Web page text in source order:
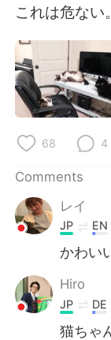
Français
日本語
Русский
Indonesia
Türkçe
Português
これは危ない
68 4
Comments
レイ
JP EN
かわい
Hiro
JP DE
猫ちゃ